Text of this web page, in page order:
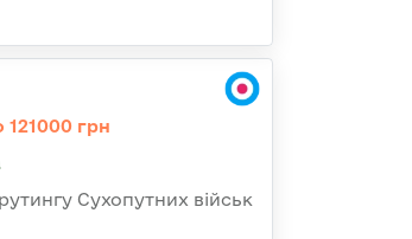
121000 грн
Сухопутних військ